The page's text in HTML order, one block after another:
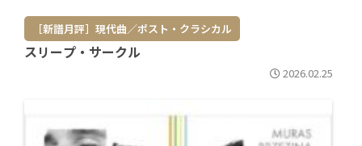
［新譜月評］現代曲／ポスト・クラシカル
スリープ・サークル
2026.02.25